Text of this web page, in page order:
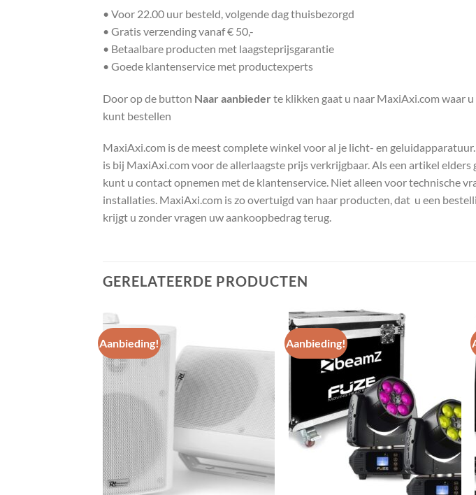
• Voor 22.00 uur besteld, volgende dag thuisbezorgd
• Gratis verzending vanaf € 50,-
• Betaalbare producten met laagsteprijsgarantie
• Goede klantenservice met productexperts
Door op de button Naar aanbieder te klikken gaat u naar MaxiAxi.com waar
kunt bestellen
MaxiAxi.com is de meest complete winkel voor al je licht- en
is bij MaxiAxi.com voor de allerlaagste prijs verkrijgbaar. Als een artikel
kunt u contact opnemen met de klantenservice. Niet alleen voor technische
installaties. MaxiAxi.com is zo overtuigd van haar producten, dat u een
krijgt u zonder vragen uw aankoopbedrag terug.
GERELATEERDE PRODUCTEN
Aanbieding!
Toevoegen
aan
wenslijst
Aanbieding!